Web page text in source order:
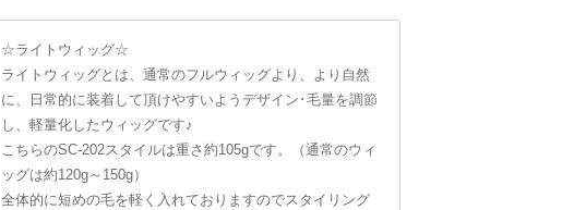
☆ライトウィッグ☆
ライトウィッグとは、通常のフルウィッグより、より自然
に、日常的に装着して頂けやすいようデザイン･毛量を調節
し、軽量化したウィッグです♪
こちらのSC-202スタイルは重さ約105gです。（通常のウィ
ッグは約120g～150g）
全体的に短めの毛を軽く入れておりますのでスタイリング